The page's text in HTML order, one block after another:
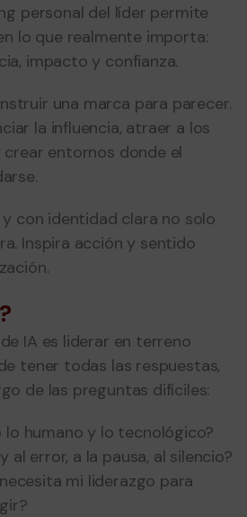
personal del líder permite
lo que realmente importa:
impacto y confianza.
una marca para parecer.
la influencia, atraer a los
entornos donde el
con identidad clara no solo
Inspira acción y sentido
IA es liderar en terreno
tener todas las respuestas,
de las preguntas difíciles:
lo humano y lo tecnológico?
al error, a la pausa, al silencio?
mi liderazgo para